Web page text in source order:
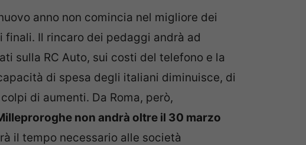
anno non comincia nel migliore dei
Il rincaro dei pedaggi andrà ad
sulla RC Auto, sui costi del telefono e la
di spesa degli italiani diminuisce, di
di aumenti. Da Roma, però,
non andrà oltre il 30 marzo
il tempo necessario alle società